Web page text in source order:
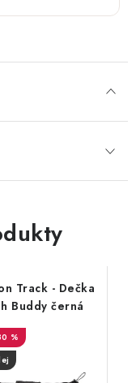
Track - Dečka
Buddy černá
%